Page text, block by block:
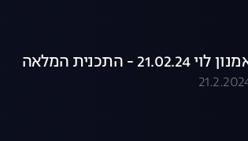
לוי 21.02.24 - התכנית המלאה